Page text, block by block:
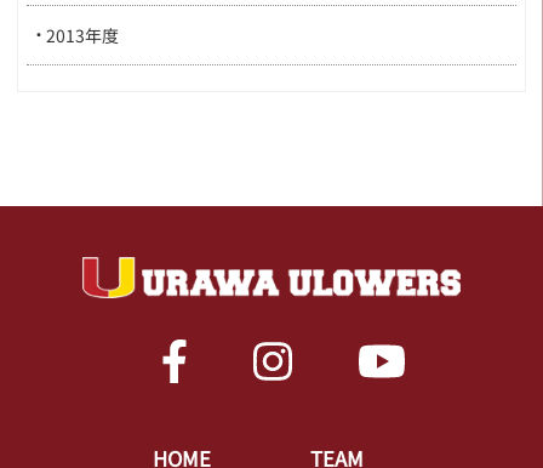
2013年度
HOME
TEAM